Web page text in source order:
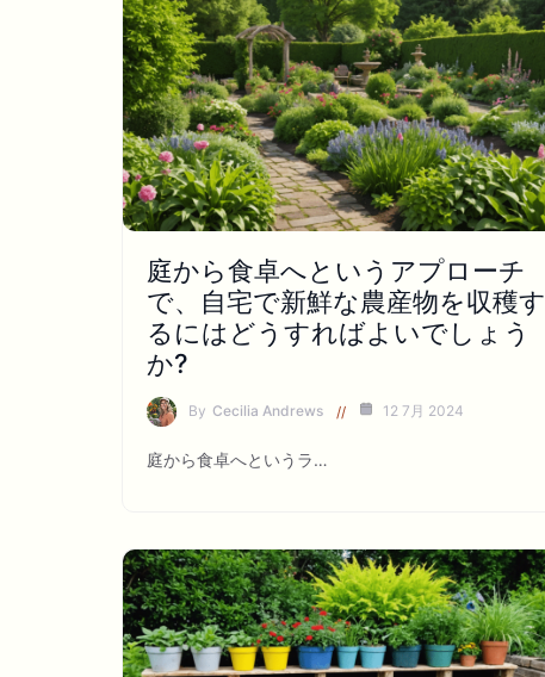
庭から食卓へというアプローチ
で、自宅で新鮮な農産物を収穫す
るにはどうすればよいでしょう
か?
By Cecilia Andrews 12 7月 2024
庭から食卓へというラ…